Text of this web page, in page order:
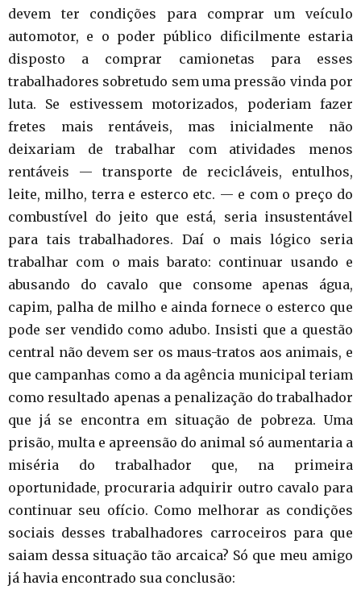
devem ter condições para comprar um veículo
automotor, e o poder público dificilmente estaria
disposto a comprar camionetas para esses
trabalhadores sobretudo sem uma pressão vinda por
luta. Se estivessem motorizados, poderiam fazer
fretes mais rentáveis, mas inicialmente não
deixariam de trabalhar com atividades menos
rentáveis — transporte de recicláveis, entulhos,
leite, milho, terra e esterco etc. — e com o preço do
combustível do jeito que está, seria insustentável
para tais trabalhadores. Daí o mais lógico seria
trabalhar com o mais barato: continuar usando e
abusando do cavalo que consome apenas água,
capim, palha de milho e ainda fornece o esterco que
pode ser vendido como adubo. Insisti que a questão
central não devem ser os maus-tratos aos animais, e
que campanhas como a da agência municipal teriam
como resultado apenas a penalização do trabalhador
que já se encontra em situação de pobreza. Uma
prisão, multa e apreensão do animal só aumentaria a
miséria do trabalhador que, na primeira
oportunidade, procuraria adquirir outro cavalo para
continuar seu ofício. Como melhorar as condições
sociais desses trabalhadores carroceiros para que
saiam dessa situação tão arcaica? Só que meu amigo
já havia encontrado sua conclusão: